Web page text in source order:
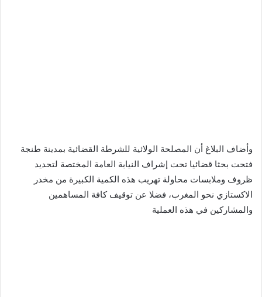
وأضاف البلاغ أن المصلحة الولائية للشرطة القضائية بمدينة طنجة
فتحت بحثا قضائيا تحت إشراف النيابة العامة المختصة لتحديد
ظروف وملابسات محاولة تهريب هذه الكمية الكبيرة من مخدر
الاكستازي نحو المغرب، فضلا عن توقيف كافة المساهمين
والمشاركين في هذه العملية